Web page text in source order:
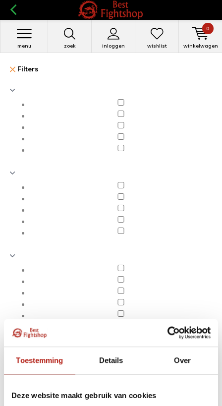
Toestemming Details Over
Deze website maakt gebruik van cookies
zoek inloggen
menu wishlist winkelwagen
0
Filters